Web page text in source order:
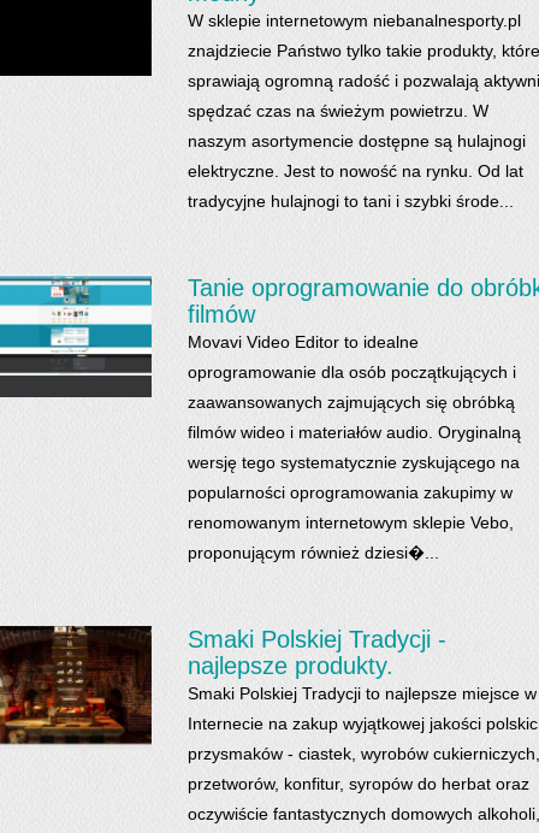
W sklepie internetowym niebanalnesporty.pl
znajdziecie Państwo tylko takie produkty, które
sprawiają ogromną radość i pozwalają
spędzać czas na świeżym powietrzu. W
naszym asortymencie dostępne są hulajnogi
elektryczne. Jest to nowość na rynku. Od lat
tradycyjne hulajnogi to tani i szybki środe...
Tanie oprogramowanie do
filmów
Movavi Video Editor to idealne
oprogramowanie dla osób początkujących i
zaawansowanych zajmujących się obróbką
filmów wideo i materiałów audio. Oryginalną
wersję tego systematycznie zyskującego na
popularności oprogramowania zakupimy w
renomowanym internetowym sklepie Vebo,
proponującym również dziesi�...
Smaki Polskiej Tradycji -
najlepsze produkty.
Smaki Polskiej Tradycji to najlepsze miejsce w
Internecie na zakup wyjątkowej jakości
przysmaków - ciastek, wyrobów cukierniczych,
przetworów, konfitur, syropów do herbat oraz
oczywiście fantastycznych domowych alkoholi,